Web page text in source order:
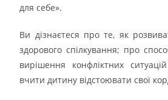
для себе».
Ви дізнаєтеся про те, як
здорового спілкування; про
вирішення конфліктних
вчити дитину відстоювати свої